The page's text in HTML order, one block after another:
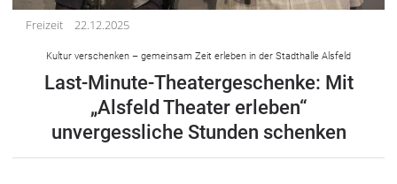
Freizeit 22.12.2025
Kultur verschenken – gemeinsam Zeit erleben in der Stadthalle Alsfeld
Last-Minute-Theatergeschenke: Mit
„Alsfeld Theater erleben“
unvergessliche Stunden schenken